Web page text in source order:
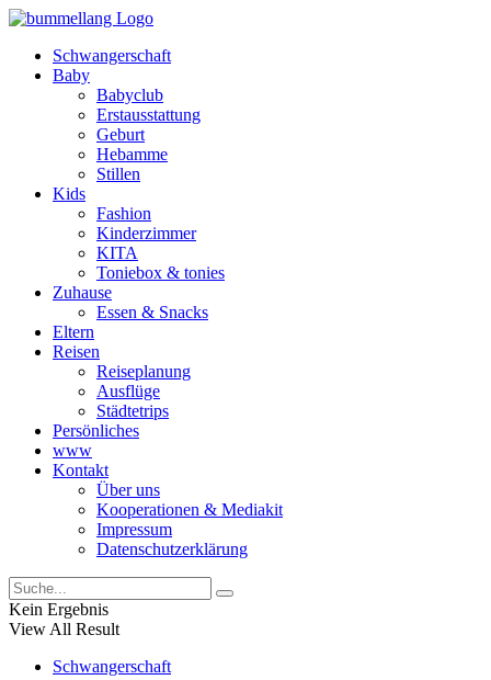
Schwangerschaft
Baby
Babyclub
Erstausstattung
Geburt
Hebamme
Stillen
Kids
Fashion
Kinderzimmer
KITA
Toniebox & tonies
Zuhause
Essen & Snacks
Eltern
Reisen
Reiseplanung
Ausflüge
Städtetrips
Persönliches
www
Kontakt
Über uns
Kooperationen & Mediakit
Impressum
Datenschutzerklärung
Kein Ergebnis
View All Result
Schwangerschaft